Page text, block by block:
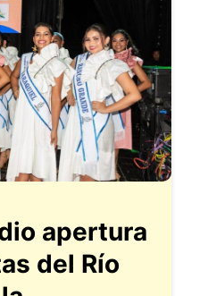
apertura
del Río